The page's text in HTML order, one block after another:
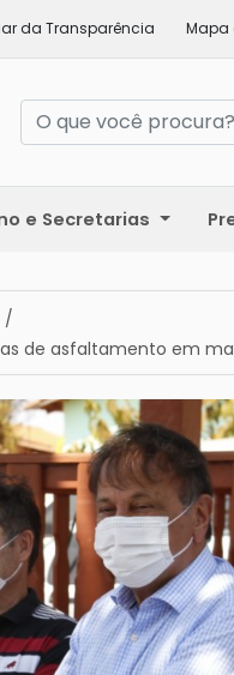
da Transparência Mapa
e Secretarias
/
de asfaltamento em